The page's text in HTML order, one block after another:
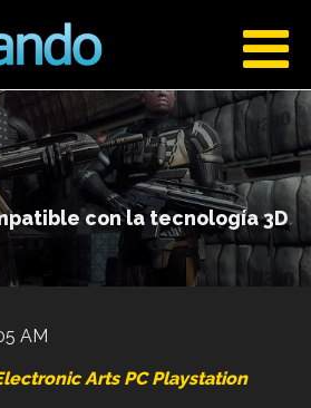
con la tecnología 3D
AM
Arts PC Playstation